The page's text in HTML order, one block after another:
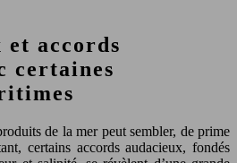
accords
certaines
de la mer peut sembler, de prime
certains accords audacieux, fondés